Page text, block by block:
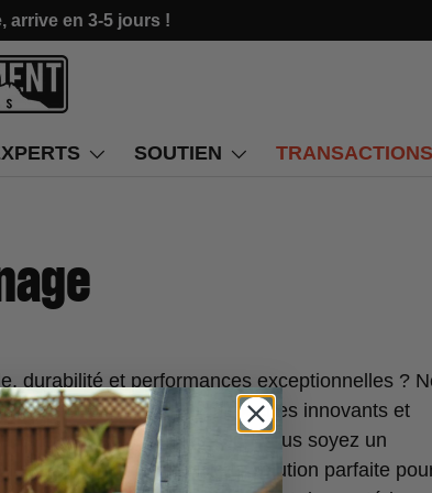
arrive en 3-5 jours !
SOUTIEN
durabilité et performances exceptionnelles ?
exceptionnelle de barbecues innovants et
leader dans l'industrie. Que vous soyez un
Monument Grills offre la solution parfaite